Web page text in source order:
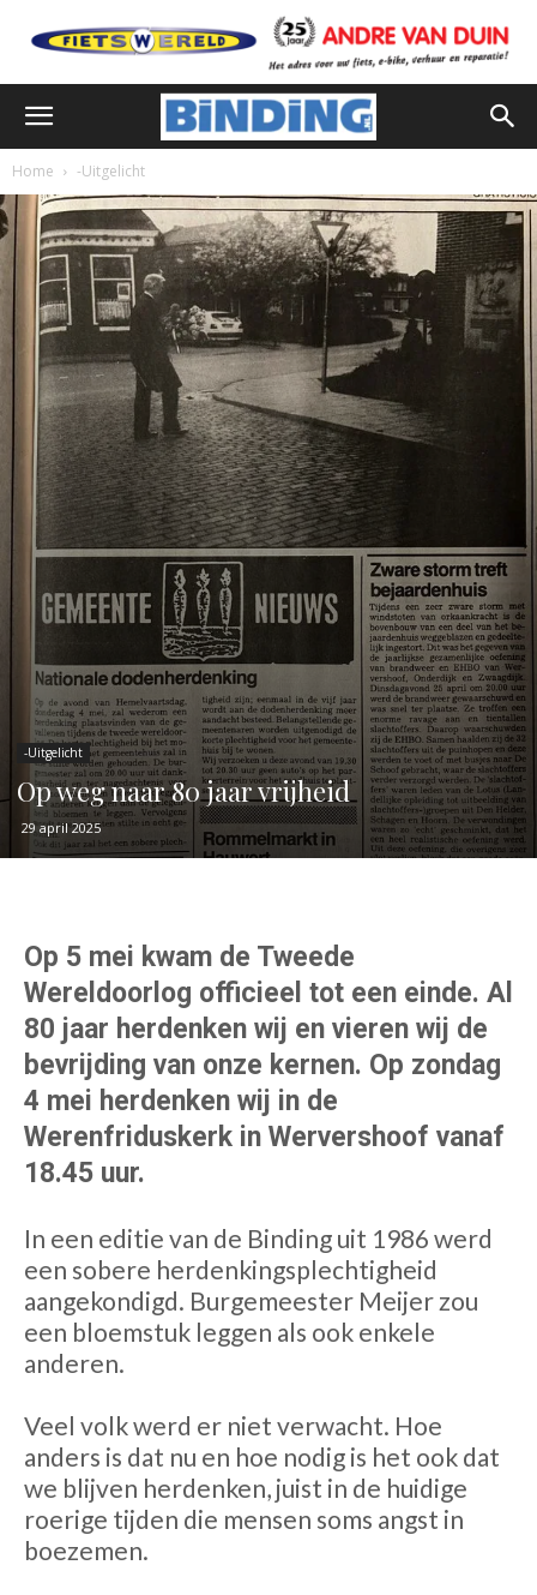
Home -Uitgelicht
-Uitgelicht
Op weg naar 80 jaar vrijheid
29 april 2025
Op 5 mei kwam de Tweede
Wereldoorlog officieel tot een einde. Al
80 jaar herdenken wij en vieren wij de
bevrijding van onze kernen. Op zondag
4 mei herdenken wij in de
Werenfriduskerk in Wervershoof vanaf
18.45 uur.
In een editie van de Binding uit 1986 werd
een sobere herdenkingsplechtigheid
aangekondigd. Burgemeester Meijer zou
een bloemstuk leggen als ook enkele
anderen.
Veel volk werd er niet verwacht. Hoe
anders is dat nu en hoe nodig is het ook dat
we blijven herdenken, juist in de huidige
roerige tijden die mensen soms angst in
boezemen.